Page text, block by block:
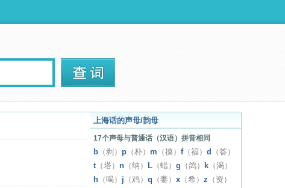
上海话的声母/韵母
17个声母与普通话（汉语）拼音相同
b （剥） p （朴） m （摸） f（福） d
（答）
t（塔） n （纳） L （蜡） g （鸽） k （渴）
h （喝） j （鸡） q （妻） x （希） z （资）